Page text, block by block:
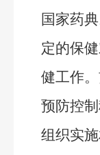
国家药典
定的保
健工作
预防控制
组织实